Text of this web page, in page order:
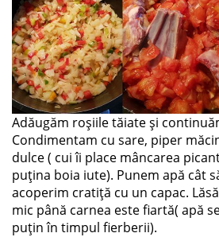
Adăugăm roșiile tăiate și
Condimentam cu sare, piper
dulce ( cui îi place mâncarea
puțina boia iute). Punem apă cât
acoperim cratiță cu un capac.
mic până carnea este fiartă( apă
puțin în timpul fierberii).